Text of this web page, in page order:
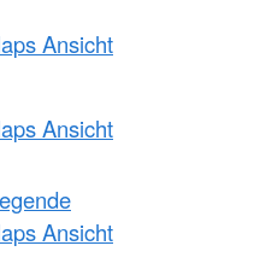
Ansicht
Ansicht
Ansicht